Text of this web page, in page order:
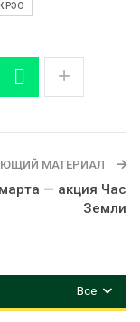
РЭО
МАТЕРИАЛ
— акция Час
Земли
Все